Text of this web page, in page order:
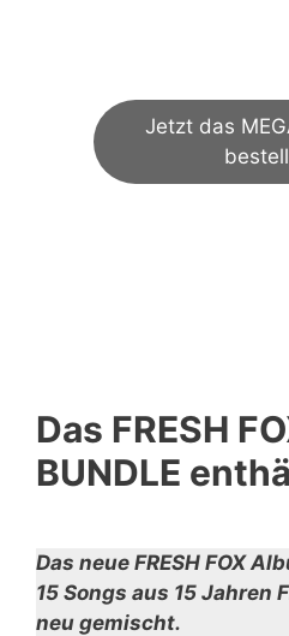
Jetzt das
Das FRESH
BUNDLE
Das neue FRESH FOX
15 Songs aus 15 Jahren
neu gemischt.